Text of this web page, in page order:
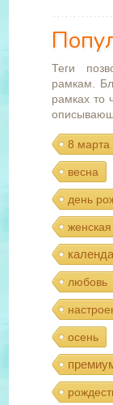
Теги
рамкам.
рамках то
8 марта
весна
день
женская
любовь
осень